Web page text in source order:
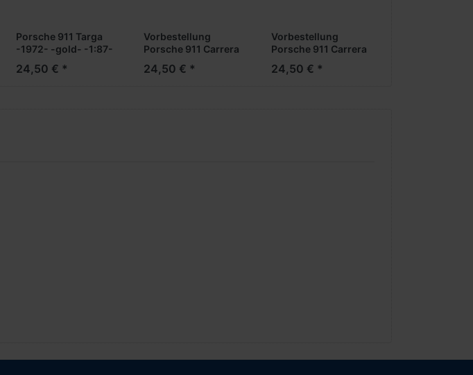
Porsche 911 Targa
-1972- -gold- -1:87-
24,50 € *
Vorbestellung
Porsche 911 Carrera
***Messe Neuheit
24,50 € *
Vorbestellung
Porsche 911 Carrera
-1:87- ***Messe
24,50 € *